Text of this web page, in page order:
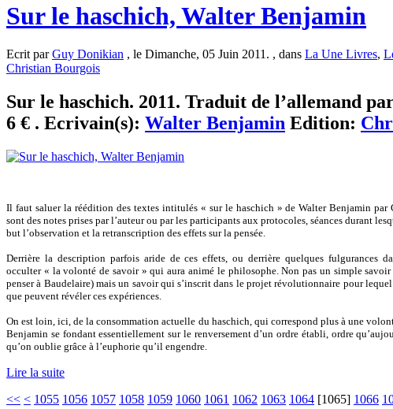
Sur le haschich, Walter Benjamin
Ecrit parGuy Donikian , le Dimanche, 05 Juin 2011. , dans La Une Livres,
Christian Bourgois
Sur le haschich. 2011. Traduit de l’allemand
6 € . Ecrivain(s): Walter Benjamin Edition:
Il faut saluer la réédition des textes intitulés « sur le haschich » de Walter Benjamin
sont des notes prises par l’auteur ou par les participants aux protocoles, séances durant
but l’observation et la retranscription des effets sur la pensée.
Derrière la description parfois aride de ces effets, ou derrière quelques fulgurances
occulter « la volonté de savoir » qui aura animé le philosophe. Non pas un simple
penser à Baudelaire) mais un savoir qui s’inscrit dans le projet révolutionnaire pour
que peuvent révéler ces expériences.
On est loin, ici, de la consommation actuelle du haschich, qui correspond plus à une
Benjamin se fondant essentiellement sur le renversement d’un ordre établi, ordre
qu’on oublie grâce à l’euphorie qu’il engendre.
Lire la suite
<< < 1055 1056 1057 1058 1059 1060 1061 1062 1063 1064 [1065] 1066